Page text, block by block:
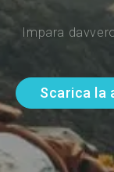
Impara
Scarica la